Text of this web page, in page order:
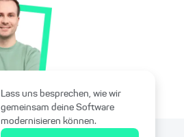
Lass uns besprechen, wie wir
gemeinsam deine Software
modernisieren können.